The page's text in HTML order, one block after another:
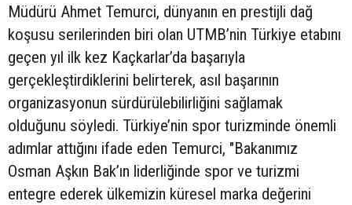
Müdürü Ahmet Temurci, dünyanın en prestijli dağ
koşusu serilerinden biri olan UTMB’nin Türkiye etabını
geçen yıl ilk kez Kaçkarlar’da başarıyla
gerçekleştirdiklerini belirterek, asıl başarının
organizasyonun sürdürülebilirliğini sağlamak
olduğunu söyledi. Türkiye’nin spor turizminde önemli
adımlar attığını ifade eden Temurci, "Bakanımız
Osman Aşkın Bak’ın liderliğinde spor ve turizmi
entegre ederek ülkemizin küresel marka değerini